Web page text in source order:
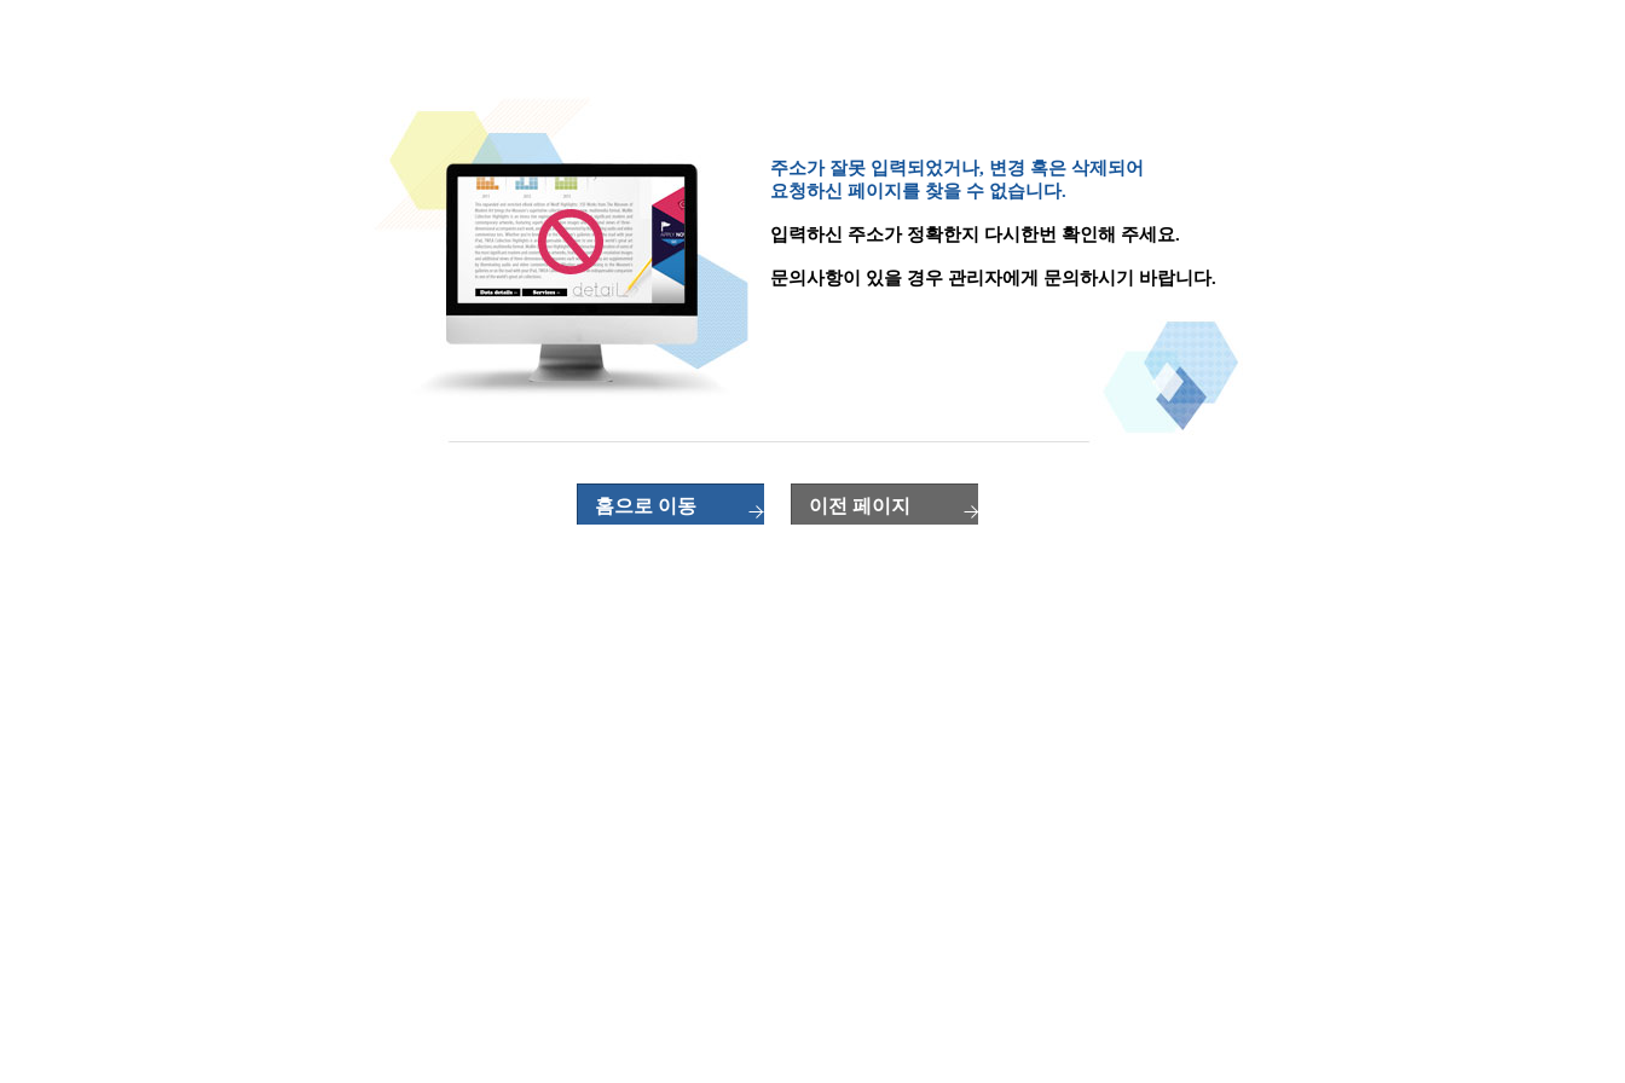
주소가 잘못 입력되었거나, 변경 혹은 삭제되어
요청하신 페이지를 찾을 수 없습니다.
입력하신 주소가 정확한지 다시한번 확인해 주세요.
문의사항이 있을 경우 관리자에게 문의하시기 바랍니다.
홈으로 이동 이전 페이지